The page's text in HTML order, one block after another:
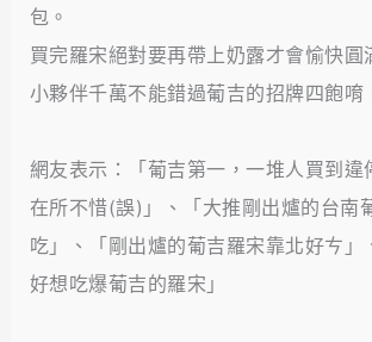
包。
買完羅宋絕對要再帶上奶露才會愉快圓
小夥伴千萬不能錯過葡吉的招牌四飽唷
網友表示：「葡吉第一，一堆人買到違
在所不惜(誤)」、「大推剛出爐的台南
吃」、「剛出爐的葡吉羅宋靠北好ㄘ」
好想吃爆葡吉的羅宋」